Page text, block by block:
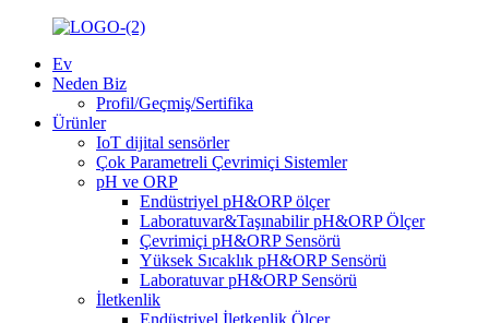
Ev
Neden Biz
Profil/Geçmiş/Sertifika
Ürünler
IoT dijital sensörler
Çok Parametreli Çevrimiçi Sistemler
pH ve ORP
Endüstriyel pH&ORP ölçer
Laboratuvar&Taşınabilir pH&ORP Ölçer
Çevrimiçi pH&ORP Sensörü
Yüksek Sıcaklık pH&ORP Sensörü
Laboratuvar pH&ORP Sensörü
İletkenlik
Endüstriyel İletkenlik Ölçer